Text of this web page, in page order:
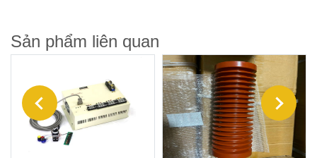
Sản phẩm liên quan